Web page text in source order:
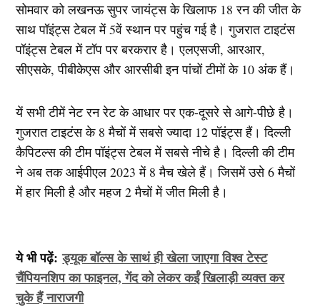
सोमवार को लखनऊ सुपर जायंट्स के खिलाफ 18 रन की जीत के
साथ पॉइंट्स टेबल में 5वें स्थान पर पहुंच गई है। गुजरात टाइटंस
पॉइंट्स टेबल में टॉप पर बरकरार है। एलएसजी, आरआर,
सीएसके, पीबीकेएस और आरसीबी इन पांचों टीमों के 10 अंक हैं।
यें सभी टीमें नेट रन रेट के आधार पर एक-दूसरे से आगे-पीछे है।
गुजरात टाइटंस के 8 मैचों में सबसे ज्यादा 12 पॉइंट्स हैं। दिल्ली
कैपिटल्स की टीम पॉइंट्स टेबल में सबसे नीचे है। दिल्ली की टीम
ने अब तक आईपीएल 2023 में 8 मैच खेले हैं। जिसमें उसे 6 मैचों
में हार मिली है और महज 2 मैचों में जीत मिली है।
ये भी पढ़ें:ड्यूक बॉल्स के साथं ही खेला जाएगा विश्व टेस्ट
चैंपियनशिप का फाइनल, गेंद को लेकर कईं खिलाड़ी व्यक्त कर
चुके हैं नाराजगी